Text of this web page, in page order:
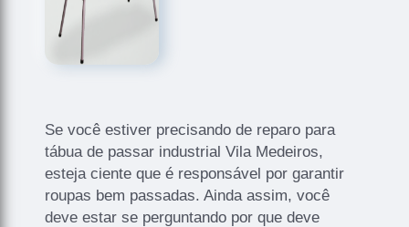
Se você estiver precisando de reparo para
tábua de passar industrial Vila Medeiros,
esteja ciente que é responsável por garantir
roupas bem passadas. Ainda assim, você
deve estar se perguntando por que deve